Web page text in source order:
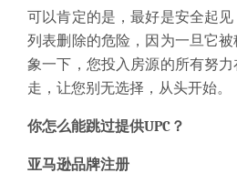
可以肯定的是，最好是安全起
列表删除的危险， 因为一旦它
象一下，您投入房源的所有努
走，让您别无选择，从头开始。
你怎么能跳过提供UPC？
亚马逊品牌注册